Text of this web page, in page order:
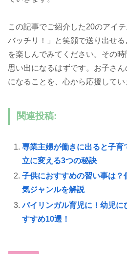
この記事でご紹介した20のアイ
バッチリ！」と笑顔で送り出せ
を楽しんでみてください。その
思い出になるはずです。お子さ
になることを、心から応援してい
関連投稿:
専業主婦が働きに出ると子育
立に変える3つの秘訣
子供におすすめの習い事は？
気ジャンルを解説
バイリンガル育児に！幼児に
すすめ10選！